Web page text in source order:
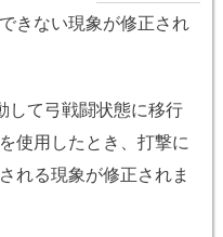
きない現象が修正され
して弓戦闘状態に移行
使用したとき、打撃に
れる現象が修正されま